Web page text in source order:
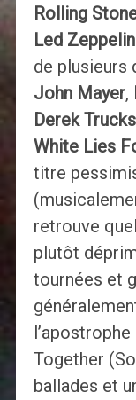
Rolling
Led Zeppelin
de plusieurs
John Mayer,
Derek Trucks
White Lies
titre
retrouve
plutôt
tournées et
Together
ballades et